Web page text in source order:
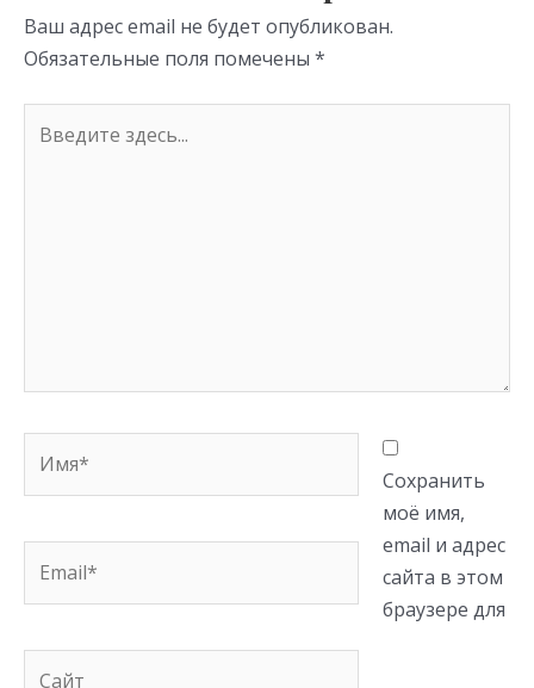
ki
Ваш адрес email не будет опубликован.
Обязательные поля помечены *
здесь...
Сохранить
моё имя,
email и адрес
сайта в этом
браузере для